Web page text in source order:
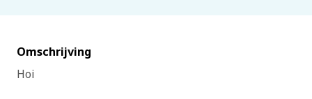
Omschrijving
Hoi